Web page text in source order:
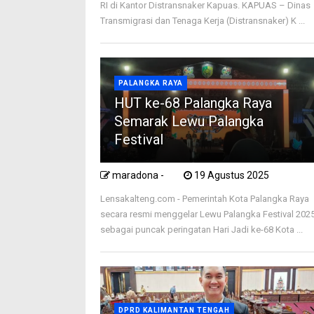
RI di Kantor Distransnaker Kapuas. KAPUAS – Dinas
Transmigrasi dan Tenaga Kerja (Distransnaker) K ...
PALANGKA RAYA
HUT ke-68 Palangka Raya
Semarak Lewu Palangka
Festival
maradona - 19 Agustus 2025
Lensakalteng.com - Pemerintah Kota Palangka Raya
secara resmi menggelar Lewu Palangka Festival
sebagai puncak peringatan Hari Jadi ke-68 Kota ...
DPRD KALIMANTAN TENGAH